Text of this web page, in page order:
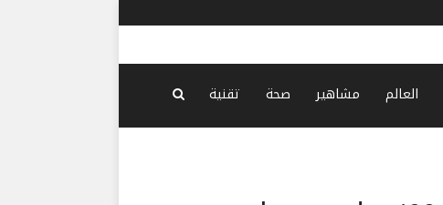
العالم مشاهير صحة تقنية